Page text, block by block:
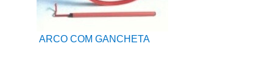
ARCO COM GANCHETA